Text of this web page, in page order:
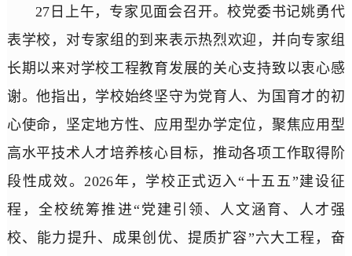
27日上午，专家见面会召开。校党委书记姚勇代
表学校，对专家组的到来表示热烈欢迎，并向专家组
长期以来对学校工程教育发展的关心支持致以衷心感
谢。他指出，学校始终坚守为党育人、为国育才的初
心使命，坚定地方性、应用型办学定位，聚焦应用型
高水平技术人才培养核心目标，推动各项工作取得阶
段性成效。2026年，学校正式迈入“十五五”建设征
程，全校统筹推进“党建引领、人文涵育、人才强
校、能力提升、成果创优、提质扩容”六大工程，奋